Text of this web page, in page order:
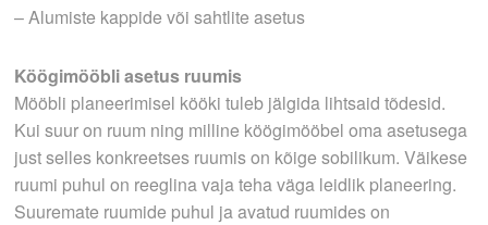
– Alumiste kappide või sahtlite asetus
Köögimööbli asetus ruumis
Mööbli planeerimisel kööki tuleb jälgida lihtsaid tõdesid.
Kui suur on ruum ning milline köögimööbel oma asetusega
just selles konkreetses ruumis on kõige sobilikum. Väikese
ruumi puhul on reeglina vaja teha väga leidlik planeering.
Suuremate ruumide puhul ja avatud ruumides on